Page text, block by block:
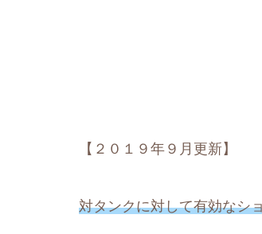
【２０１９年９月更新】
対タンクに対して有効なシ